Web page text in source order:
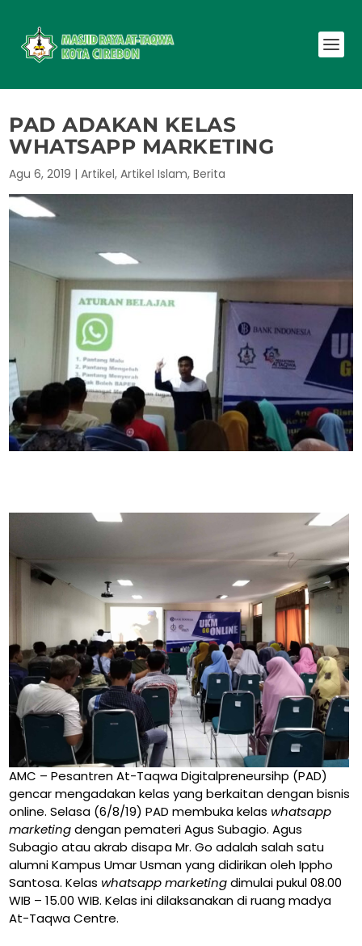
PAD ADAKAN KELAS
WHATSAPP MARKETING
Agu 6, 2019 |Artikel,Artikel Islam,Berita
AMC – Pesantren At-Taqwa Digitalpreneursihp (PAD)
gencar mengadakan kelas yang berkaitan dengan bisnis
online. Selasa (6/8/19) PAD membuka kelas whatsapp
marketingdengan pemateri Agus Subagio. Agus
Subagio atau akrab disapa Mr. Go adalah salah satu
alumni Kampus Umar Usman yang didirikan oleh Ippho
Santosa. Kelas whatsapp marketingdimulai pukul 08.00
WIB – 15.00 WIB. Kelas ini dilaksanakan di ruang madya
At-Taqwa Centre.